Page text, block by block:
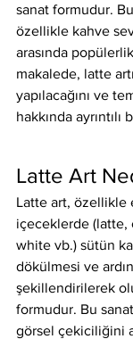
sanat formudur.
özellikle kahve
arasında
makalede, latte
yapılacağını ve
hakkında
Latte Art
Latte art, özellikle
içeceklerde (latte,
white vb.) sütün
dökülmesi ve
şekillendirilerek
formudur. Bu
görsel çekiciliğini